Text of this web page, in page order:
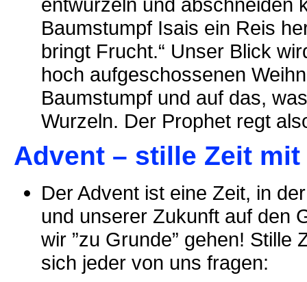
Baumstumpf Isais ein Reis
bringt Frucht.“ Unser Blick
hoch aufgeschossenen
Baumstumpf und auf das,
Wurzeln. Der Prophet regt
Advent – stille Zeit mit
Der Advent ist eine Zeit, in
und unserer Zukunft auf den
wir ”zu Grunde” gehen! Stille
sich jeder von uns fragen: